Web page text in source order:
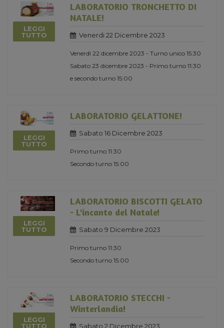
LEGGI
TUTTO
LABORATORIO TRONCHETTO DI
NATALE!
Venerdi 22 Dicembre 2023
Venerdì 22 dicembre 2023 - Turno unico 15:30
Sabato 23 dicembre 2023 - Primo turno 11:30
e secondo turno 15:00
LEGGI
TUTTO
LABORATORIO GELATTONE!
Sabato 16 Dicembre 2023
Primo turno 11:30
Secondo turno 15:00
LEGGI
TUTTO
LABORATORIO BISCOTTI GELATO
- L'incanto del Natale!
Sabato 9 Dicembre 2023
Primo turno 11:30
Secondo turno 15:00
LEGGI
TUTTO
LABORATORIO STECCHI -
Winterlandia!
Sabato 2 Dicembre 2023